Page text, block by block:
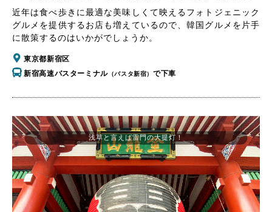
近年は食べ歩きに最適な美味しくて映えるフォトジェニック
グルメを提供するお店も増えているので、韓国グルメを片手
に散策するのはいかがでしょうか。
東京都新宿区
新宿高速バスターミナル（バスタ新宿） で下車
浅草と言えば雷門の大提灯！